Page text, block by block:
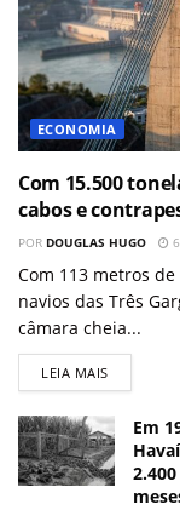
ECONOMIA
Com 15.500
cabos e
POR DOUGLAS HUGO
Com 113 metros
navios das Três
câmara cheia...
LEIA MAIS
Em